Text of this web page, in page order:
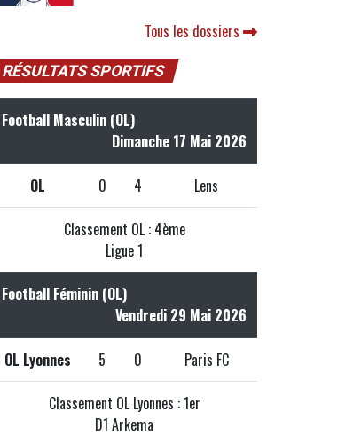
Tous les dossiers
RÉSULTATS SPORTIFS
Football Masculin (OL)
Dimanche 17 Mai 2026
OL 0 4 Lens
Classement OL : 4ème
Ligue 1
Football Féminin (OL)
Vendredi 29 Mai 2026
OL Lyonnes 5 0 Paris FC
Classement OL Lyonnes : 1er
D1 Arkema